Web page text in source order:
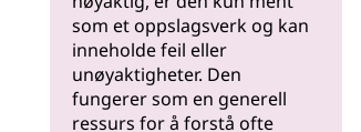
som et oppslagsverk og kan
inneholde feil eller
unøyaktigheter. Den
fungerer som en generell
ressurs for å forstå ofte